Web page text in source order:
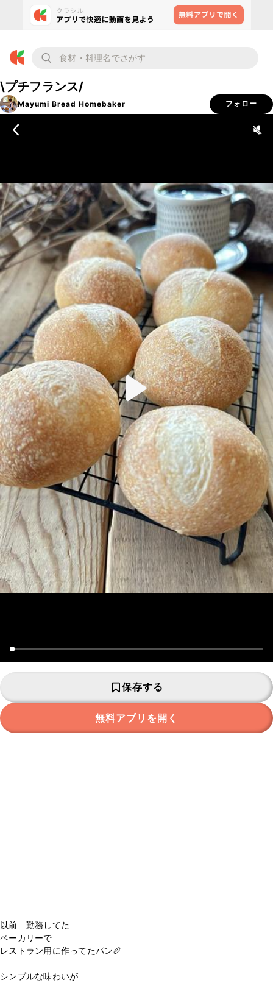
\プチフランス/
Mayumi Bread Homebaker フォロー
保存する
無料アプリを開く
以前 勤務してた
ベーカリーで
レストラン用に作ってたパン🥖
シンプルな味わいが